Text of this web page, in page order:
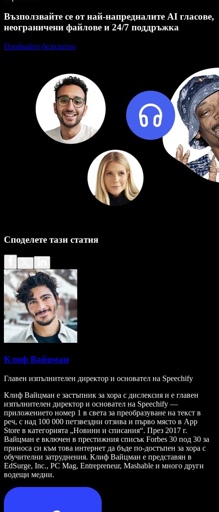
Възползвайте се от най-напредналите AI гласове,
неограничени файлове и 24/7 поддръжка
Пробвайте безплатно
Споделете тази статия
Клиф Вайцман
Главен изпълнителен директор и основател на Speechify
Клиф Вайцман е застъпник за хора с дислексия и е главен
изпълнителен директор и основател на Speechify —
приложението номер 1 в света за преобразуване на текст в
реч, с над 100 000 петзвездни отзива и първо място в App
Store в категорията „Новини и списания“. През 2017 г.
Вайцман е включен в престижния списък Forbes 30 под 30 за
приноса си към това интернет да бъде по-достъпен за хора с
обучителни затруднения. Клиф Вайцман е представян в
EdSurge, Inc., PC Mag, Entrepreneur, Mashable и много други
водещи медии.